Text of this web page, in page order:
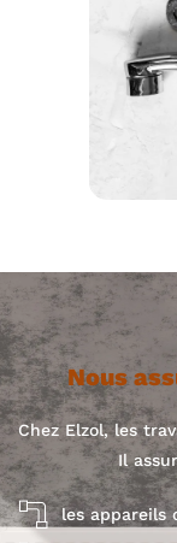
Nous
Chez Elzol, les
Il
les appareils